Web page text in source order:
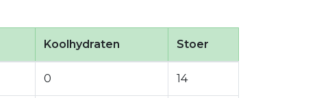
Koolhydraten Stoer
0 14